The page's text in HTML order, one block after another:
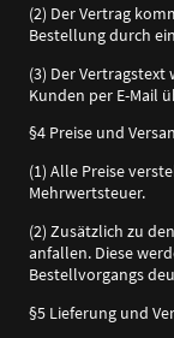
(2) Der Vertrag
Bestellung durch
(3) Der
Kunden per E-Mail
§4 Preise und
(1) Alle Preise
Mehrwertsteuer.
(2) Zusätzlich zu
anfallen. Diese
Bestellvorgangs
§5 Lieferung und